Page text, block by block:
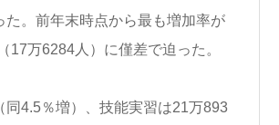
。前年末時点から最も増加率が
万6284人）に僅差で迫った。
4.5％増）、技能実習は21万893